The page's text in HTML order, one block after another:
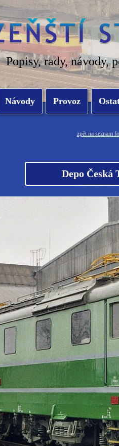
Popisy, rady, návody,
Návody Provoz
zpět na seznam
Depo Česká